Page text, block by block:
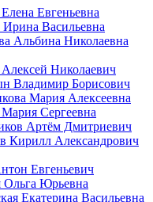
Евгеньевна
Ирина Васильевна
Альбина Николаевна
Алексей Николаевич
Владимир Борисович
Мария Алексеевна
Сергеевна
Артём Дмитриевич
Кирилл Александрович
Евгеньевич
Ольга Юрьевна
Екатерина Васильевна